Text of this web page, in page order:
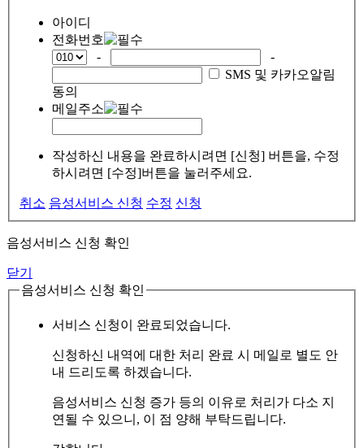
아이디
전화번호
-
-
SMS 및 카카오알림
동의
메일주소
작성하신 내용을 완료하시려면 [신청] 버튼을, 수정
하시려면 [수정]버튼을 눌러주세요.
취소 음성서비스 신청 수정 신청
음성서비스 신청 확인
닫기
음성서비스 신청 확인
서비스 신청이 완료되었습니다.
신청하신 내역에 대한 처리 완료 시 메일로 별도 안
내 드리도록 하겠습니다.
음성서비스 신청 증가 등의 이유로 처리가 다소 지
연될 수 있으니, 이 점 양해 부탁드립니다.